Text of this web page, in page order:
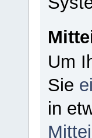
Um
Sie
in